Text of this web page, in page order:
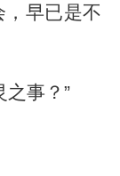
，早已是不
之事？”